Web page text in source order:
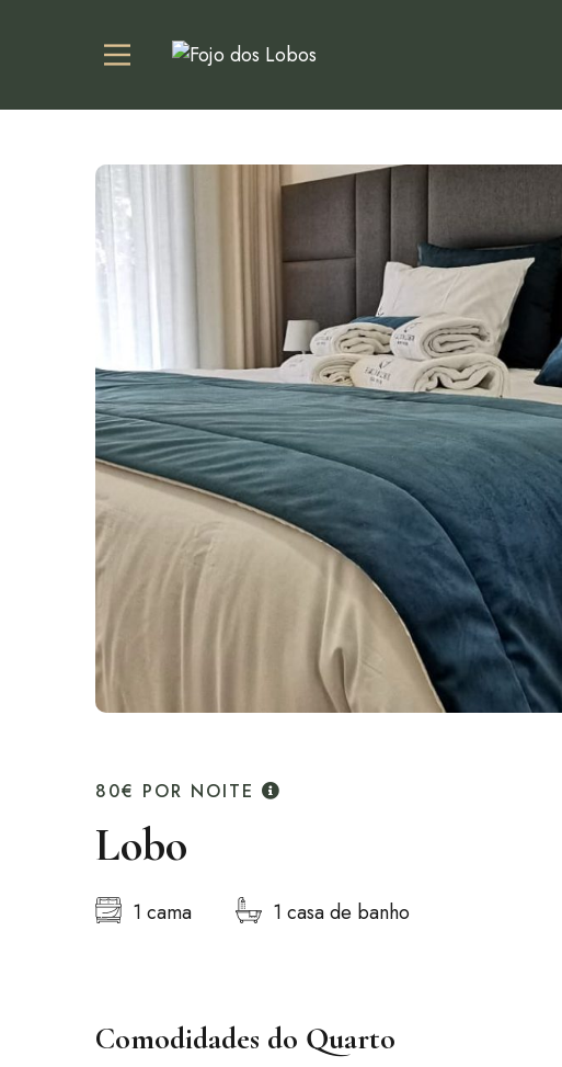
80€ POR NOITE
Lobo
1 cama 1 casa de banho
Comodidades do Quarto